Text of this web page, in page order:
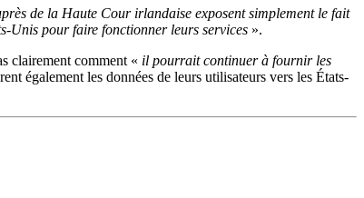
de la Haute Cour irlandaise exposent simplement le fait
Unis pour faire fonctionner leurs services ».
clairement comment « il pourrait continuer à fournir les
également les données de leurs utilisateurs vers les États-